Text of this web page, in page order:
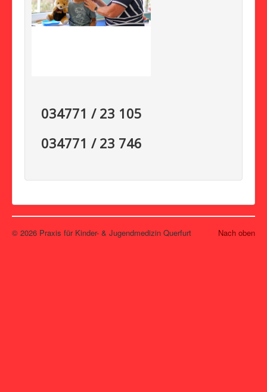
034771 / 23 105
034771 / 23 746
Nach oben
© 2026 Praxis für Kinder- & Jugendmedizin Querfurt